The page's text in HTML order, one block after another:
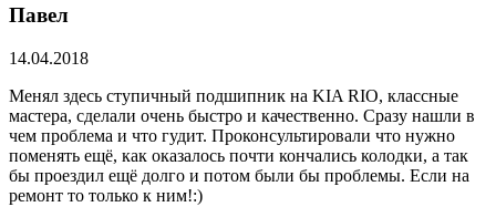
Павел
14.04.2018
Менял здесь ступичный подшипник на KIA RIO, классные
мастера, сделали очень быстро и качественно. Сразу нашли в
чем проблема и что гудит. Проконсультировали что нужно
поменять ещё, как оказалось почти кончались колодки, а так
бы проездил ещё долго и потом были бы проблемы. Если на
ремонт то только к ним!:)